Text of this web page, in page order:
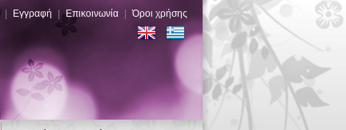
Εγγραφή Επικοινωνία Όροι χρήσης